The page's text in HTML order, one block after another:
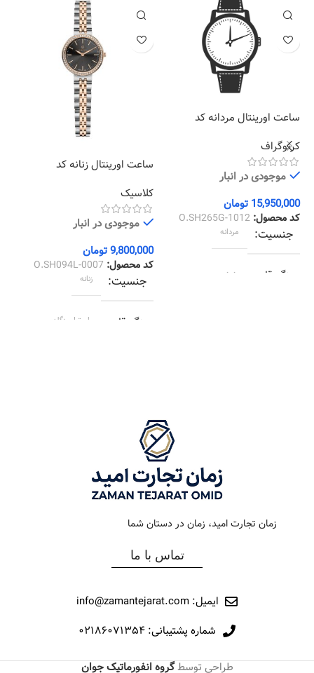
ساعت اورینتال مردانه کد
کرنوگراف
موجودی در انبار
15,950,000 تومان
کد محصول: O.SH265G-1012
جنسیت مردانه
رنگ قاب دودی
برند اورینتال
ساعت اورینتال زنانه کد
کلاسیک
موجودی در انبار
9,800,000تومان
کد محصول: O.SH094L-0007
جنسیت زنانه
رنگ قاب استیل رزگلد
جنس بند
نوع ساعت
رفرانس
برند
زمان تجارت امید، زمان در دستان شما
تماس با ما
ایمیل: info@zamantejarat.com
شماره پشتیبانی: ۰۲۱۸۶۰۷۱۳۵۴
طراحی توسطگروه انفورماتیک جوان